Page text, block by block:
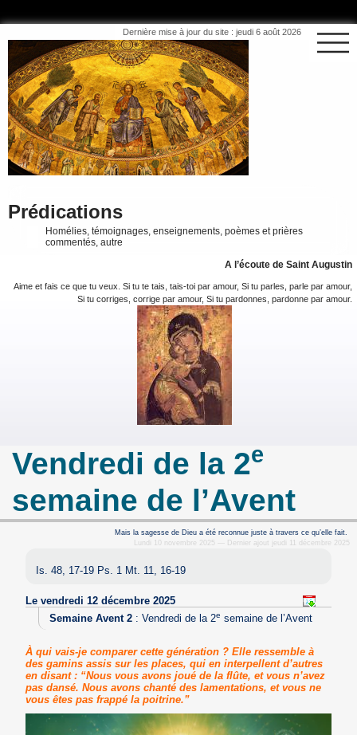
Dernière mise à jour du site : jeudi 6 août 2026
Prédications
Homélies, témoignages, enseignements, poèmes et prières
commentés, autre
A l’écoute de Saint Augustin
Aime et fais ce que tu veux. Si tu te tais, tais-toi par amour, Si tu parles, parle par amour,
Si tu corriges, corrige par amour, Si tu pardonnes, pardonne par amour.
Vendredi de la 2e
semaine de l’Avent
Mais la sagesse de Dieu a été reconnue juste à travers ce qu’elle fait.
Lundi 10 novembre 2025 — Dernier ajout jeudi 11 décembre 2025
Is. 48, 17-19 Ps. 1 Mt. 11, 16-19
Le vendredi 12 décembre 2025
Semaine Avent 2: Vendredi de la 2e semaine de l’Avent
À qui vais-je comparer cette génération ? Elle ressemble à
des gamins assis sur les places, qui en interpellent d’autres
en disant : “Nous vous avons joué de la flûte, et vous n’avez
pas dansé. Nous avons chanté des lamentations, et vous ne
vous êtes pas frappé la poitrine.”